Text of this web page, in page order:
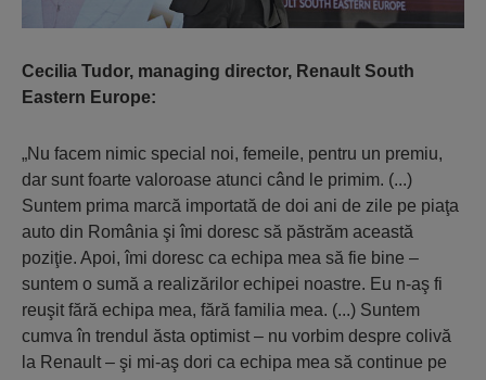
Cecilia Tudor, managing director, Renault South
Eastern Europe:
„Nu facem nimic special noi, femeile, pentru un premiu,
dar sunt foarte valoroase atunci când le primim. (...)
Suntem prima marcă importată de doi ani de zile pe piaţa
auto din România şi îmi doresc să păstrăm această
poziţie. Apoi, îmi doresc ca echipa mea să fie bine –
suntem o sumă a realizărilor echipei noastre. Eu n-aş fi
reuşit fără echipa mea, fără familia mea. (...) Suntem
cumva în trendul ăsta optimist – nu vorbim despre colivă
la Renault – şi mi-aş dori ca echipa mea să continue pe